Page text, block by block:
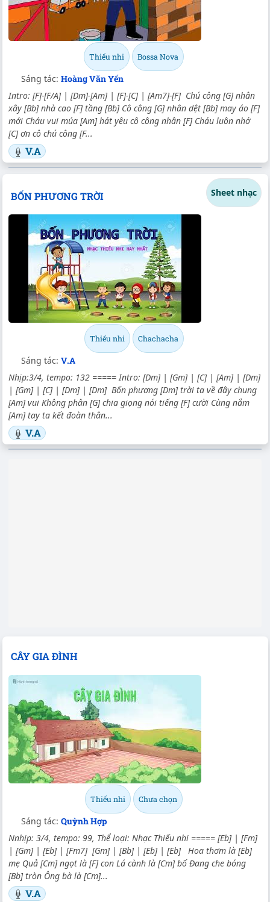
Thiếu nhi Bossa Nova
Sáng tác: Hoàng Văn Yến
Intro: [F]-[F/A] | [Dm]-[Am] | [F]-[C] | [Am7]-[F] Chú công [G] nhân
xây [Bb] nhà cao [F] tầng [Bb] Cô công [G] nhân dệt [Bb] may áo [F]
mới Cháu vui múa [Am] hát yêu cô công nhân [F] Cháu luôn nhớ
[C] ơn cô chú công [F...
V.A
BỐN PHƯƠNG TRỜI Sheet nhạc
Thiếu nhi Chachacha
Sáng tác: V.A
Nhịp:3/4, tempo: 132 ===== Intro: [Dm] | [Gm] | [C] | [Am] | [Dm]
| [Gm] | [C] | [Dm] | [Dm] Bốn phương [Dm] trời ta về đây chung
[Am] vui Không phân [G] chia giọng nói tiếng [F] cười Cùng nắm
[Am] tay ta kết đoàn thân...
V.A
CÂY GIA ĐÌNH
Thiếu nhi Chưa chọn
Sáng tác: Quỳnh Hợp
Nnhịp: 3/4, tempo: 99, Thể loại: Nhạc Thiếu nhi ===== [Eb] | [Fm]
| [Gm] | [Eb] | [Fm7] [Gm] | [Bb] | [Eb] | [Eb] Hoa thơm là [Eb]
mẹ Quả [Cm] ngọt là [F] con Lá cành là [Cm] bố Đang che bóng
[Bb] tròn Ông bà là [Cm]...
V.A